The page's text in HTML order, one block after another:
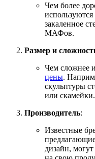
Чем более
закаленное
МАФов.
Размер и
Чем сложнее
цены.
скульптуры
или скамейки.
Производитель:
Известные
дизайн,